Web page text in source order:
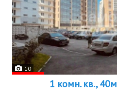
10
1 комн. кв.,